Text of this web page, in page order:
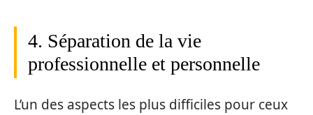
4. Séparation de la vie
professionnelle et personnelle
L’un des aspects les plus difficiles pour ceux